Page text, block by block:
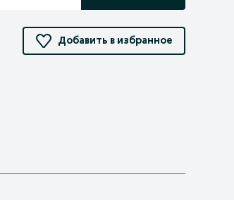
Добавить в избранное